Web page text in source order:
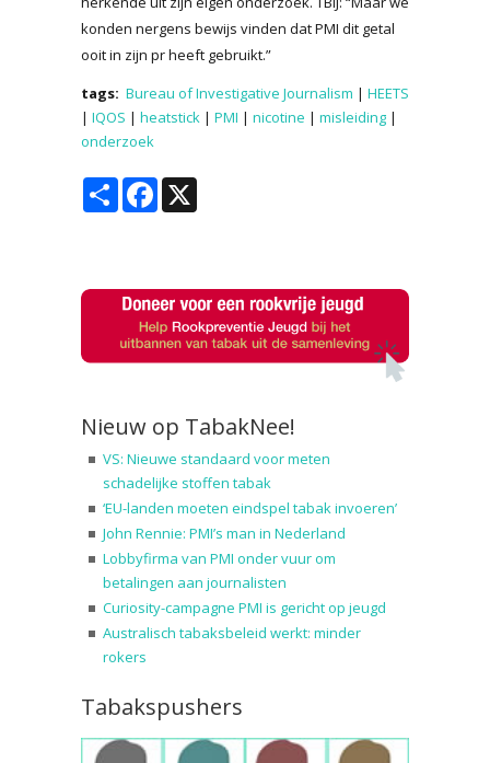
konden nergens bewijs vinden dat PMI dit getal
ooit in zijn pr heeft gebruikt.”
tags: Bureau of Investigative Journalism | HEETS
| IQOS | heatstick | PMI | nicotine | misleiding |
onderzoek
Share Facebook
Nieuw op TabakNee!
VS: Nieuwe standaard voor meten
schadelijke stoffen tabak
‘EU-landen moeten eindspel tabak invoeren’
John Rennie: PMI’s man in Nederland
Lobbyfirma van PMI onder vuur om
betalingen aan journalisten
Curiosity-campagne PMI is gericht op jeugd
Australisch tabaksbeleid werkt: minder
rokers
Tabakspushers